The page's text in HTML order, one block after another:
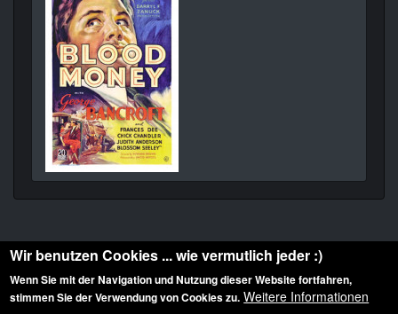
Diese Website ist urheberrechtlich geschützt: © 2010-2026 der Film Noir de. Alle
Wir benutzen Cookies ... wie vermutlich jeder :)
Wenn Sie mit der Navigation und Nutzung dieser Website fortfahren,
stimmen Sie der Verwendung von Cookies zu. Weitere Informationen